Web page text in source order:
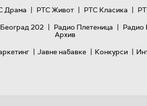
Драма | РТС Живот | РТС Класика |
Београд 202 | Радио Плетеница | Радио
Архив
| Јавне набавке | Конкурси |